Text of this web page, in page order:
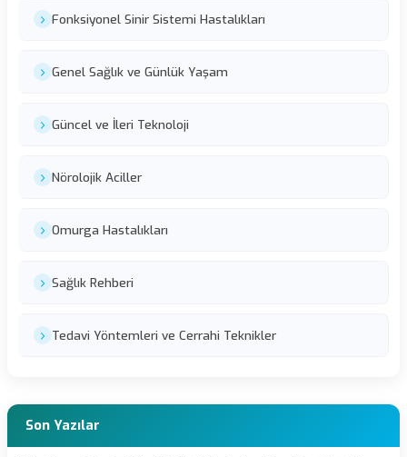
Fonksiyonel Sinir Sistemi Hastalıkları
Genel Sağlık ve Günlük Yaşam
Güncel ve İleri Teknoloji
Nörolojik Aciller
Omurga Hastalıkları
Sağlık Rehberi
Tedavi Yöntemleri ve Cerrahi Teknikler
Son Yazılar